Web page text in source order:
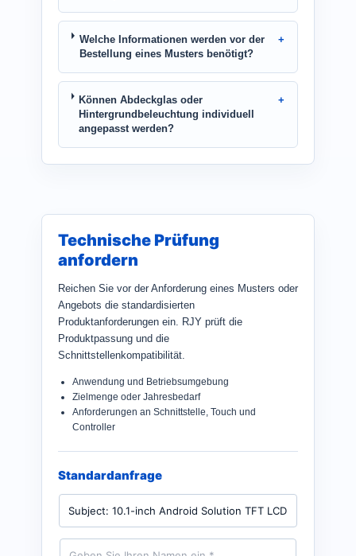
Welche Informationen werden vor der
Bestellung eines Musters benötigt?
Können Abdeckglas oder
Hintergrundbeleuchtung individuell
angepasst werden?
Technische Prüfung
anfordern
Reichen Sie vor der Anforderung eines Musters oder
Angebots die standardisierten
Produktanforderungen ein. RJY prüft die
Produktpassung und die
Schnittstellenkompatibilität.
Anwendung und Betriebsumgebung
Zielmenge oder Jahresbedarf
Anforderungen an Schnittstelle, Touch und
Controller
Standardanfrage
P
o
d
N